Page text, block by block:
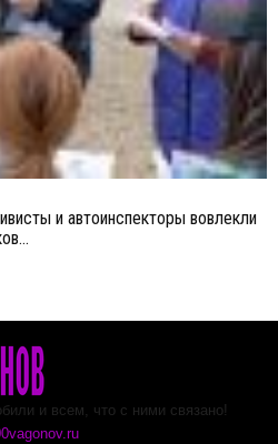
и автоинспекторы вовлекли
и всем, что с ними связано!